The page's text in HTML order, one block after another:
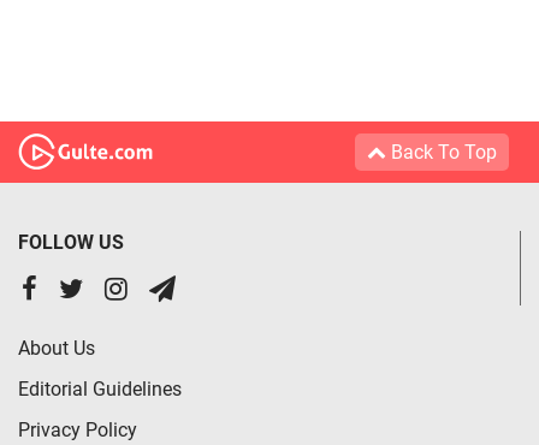
Back To Top
FOLLOW US
About Us
Editorial Guidelines
Privacy Policy